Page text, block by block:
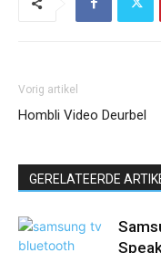
Vorig artikel
Hombli Video Deurbel
GERELATEERDE